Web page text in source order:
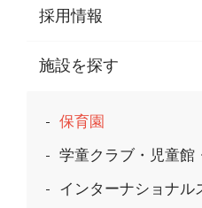
採用情報
施設を探す
保育園
学童クラブ・児童館
インターナショナル